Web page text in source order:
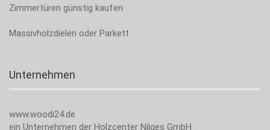
Zimmertüren günstig kaufen
Massivholzdielen oder Parkett
Unternehmen
www.woodi24.de
ein Unternehmen der Holzcenter Nilges GmbH